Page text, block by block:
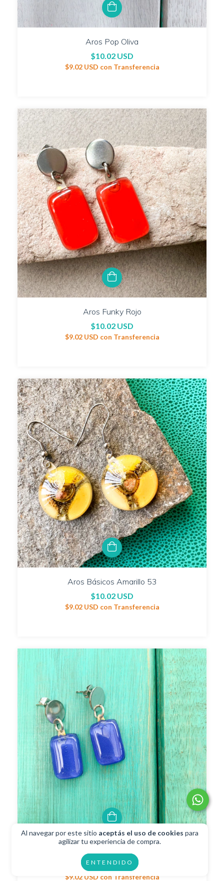
Al navegar por este sitio aceptás el uso de cookies para
agilizar tu experiencia de compra.
ENTENDIDO
Aros Pop Oliva
$10.02 USD
$9.02 USD con Transferencia
Aros Funky Rojo
$10.02 USD
$9.02 USD con Transferencia
Aros Básicos Amarillo 53
$10.02 USD
$9.02 USD con Transferencia
Aros Funky Azul
$10.02 USD
$9.02 USD con Transferencia